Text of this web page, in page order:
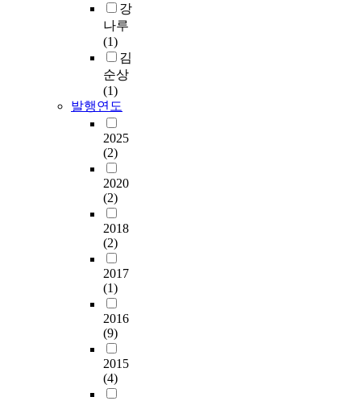
강
나루
(1)
김
순상
(1)
발행연도
2025
(2)
2020
(2)
2018
(2)
2017
(1)
2016
(9)
2015
(4)